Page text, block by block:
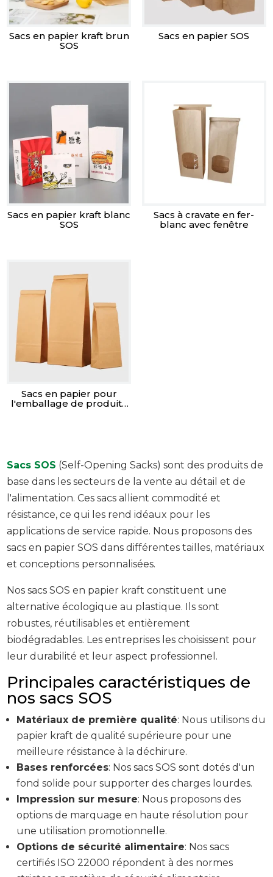
Sacs en papier kraft brun
SOS
Sacs en papier SOS
Sacs en papier kraft blanc
SOS
Sacs à cravate en fer-
blanc avec fenêtre
Sacs en papier pour
l'emballage de produits
Sacs SOS (Self-Opening Sacks) sont des produits de
base dans les secteurs de la vente au détail et de
l'alimentation. Ces sacs allient commodité et
résistance, ce qui les rend idéaux pour les
applications de service rapide. Nous proposons des
sacs en papier SOS dans différentes tailles, matériaux
et conceptions personnalisées.
Nos sacs SOS en papier kraft constituent une
alternative écologique au plastique. Ils sont
robustes, réutilisables et entièrement
biodégradables. Les entreprises les choisissent pour
leur durabilité et leur aspect professionnel.
Principales caractéristiques de
nos sacs SOS
Matériaux de première qualité: Nous utilisons du
papier kraft de qualité supérieure pour une
meilleure résistance à la déchirure.
Bases renforcées: Nos sacs SOS sont dotés d'un
fond solide pour supporter des charges lourdes.
Impression sur mesure: Nous proposons des
options de marquage en haute résolution pour
une utilisation promotionnelle.
Options de sécurité alimentaire: Nos sacs
certifiés ISO 22000 répondent à des normes